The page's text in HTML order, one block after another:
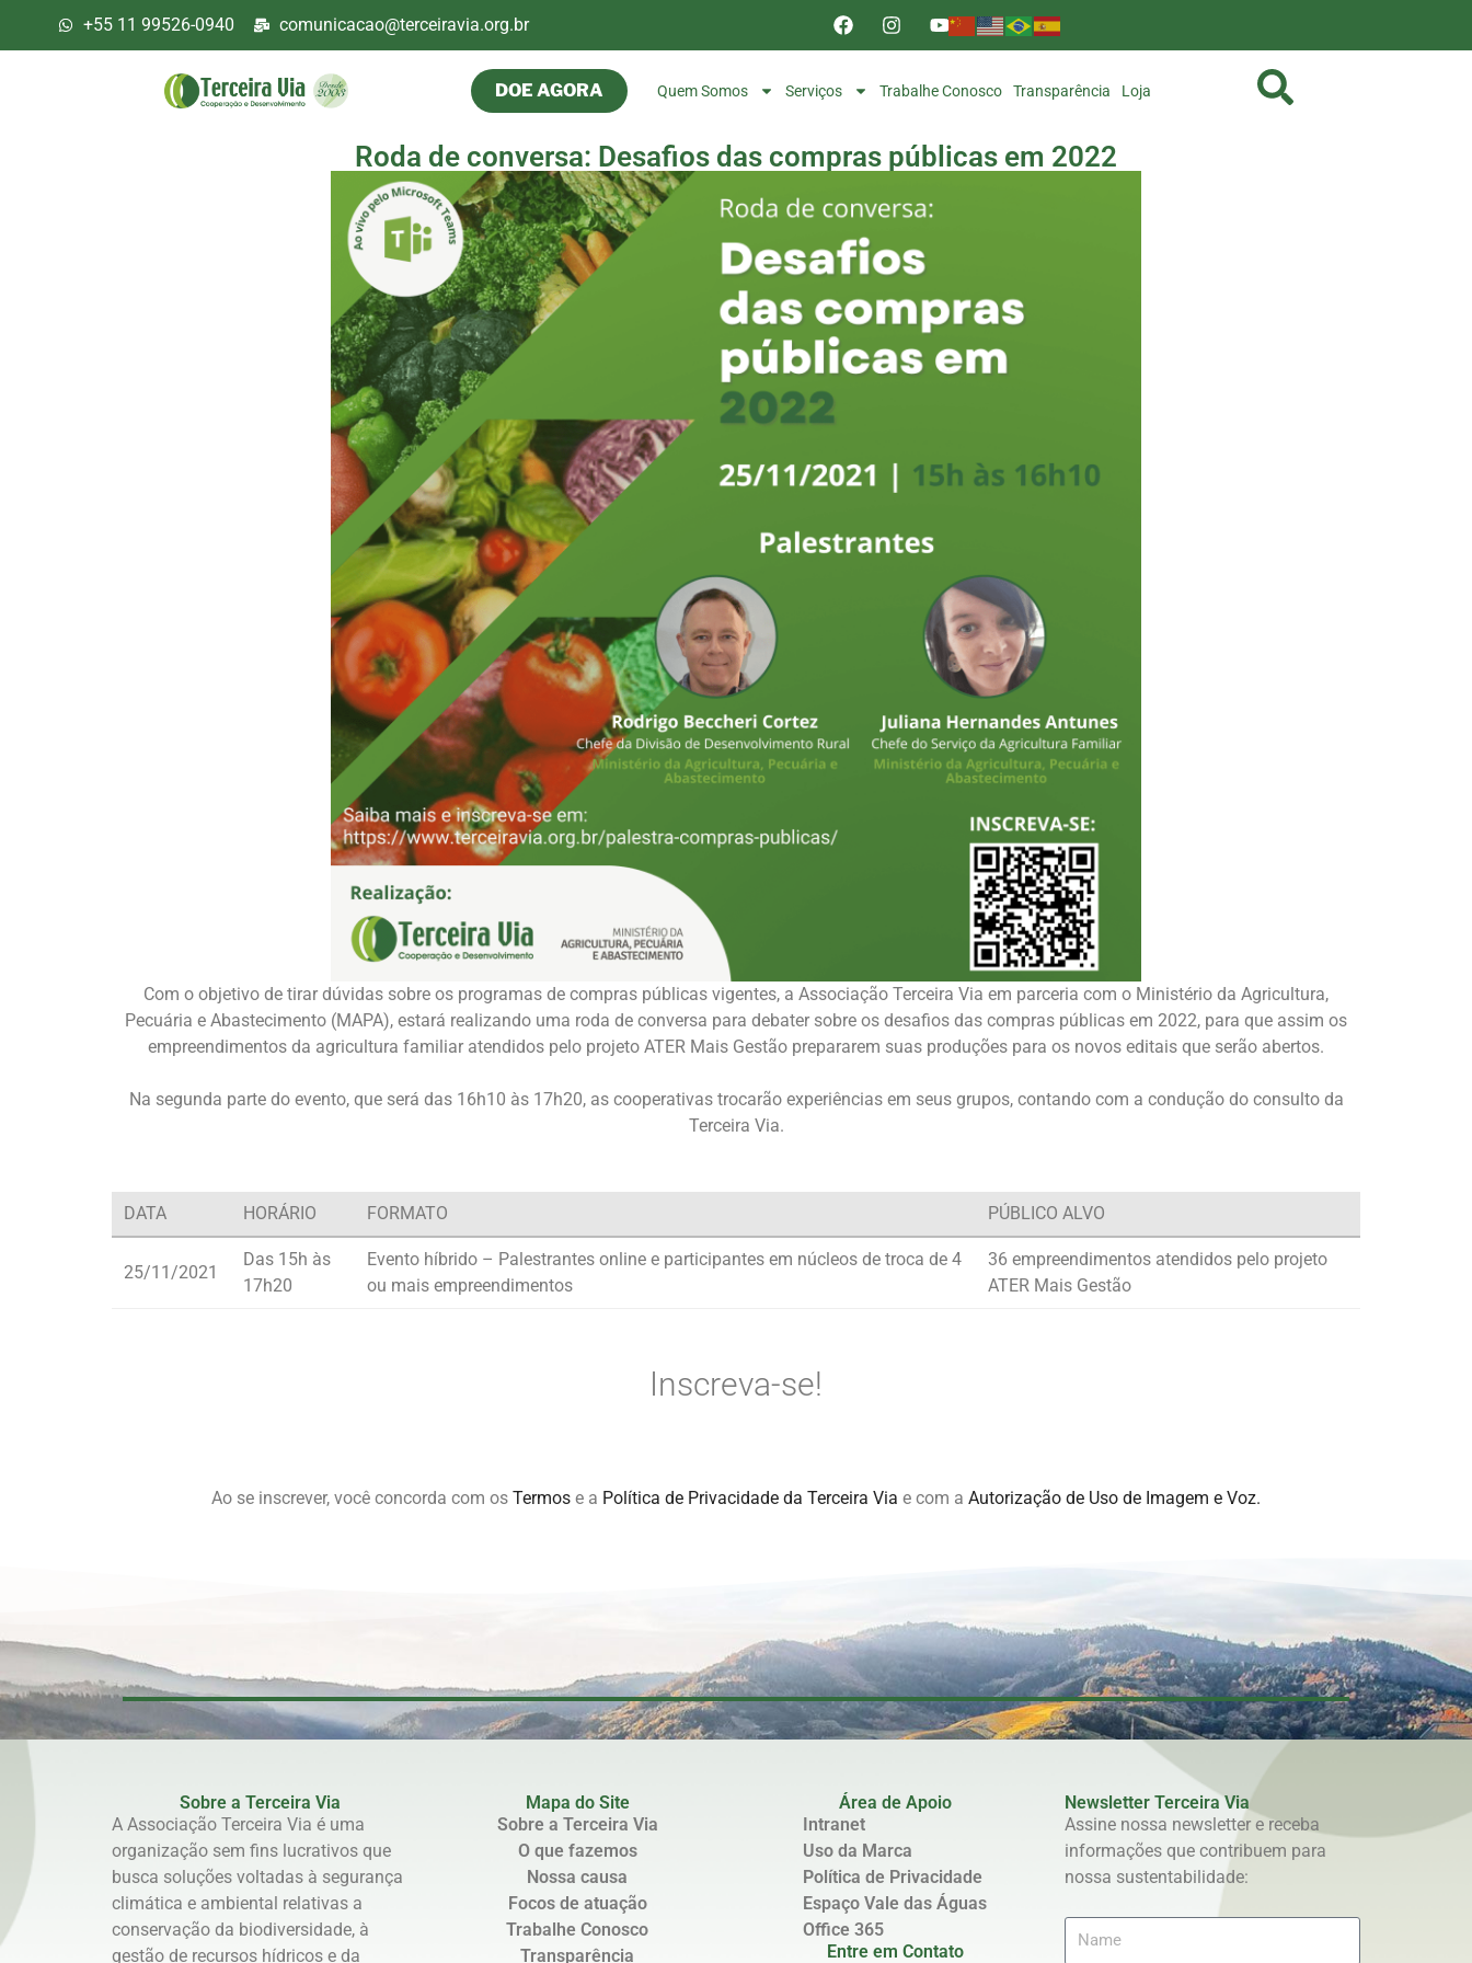
+55 11 99526-0940 comunicacao@terceiravia.org.br
DOE AGORA Quem Somos Serviços Trabalhe Conosco Transparência Loja
Roda de conversa: Desafios das compras públicas em 2022
Com o objetivo de tirar dúvidas sobre os programas de compras públicas vigentes, a Associação Terceira Via em parceria com o Ministério da Agricultura,
Pecuária e Abastecimento (MAPA), estará realizando uma roda de conversa para debater sobre os desafios das compras públicas em 2022, para que assim os
empreendimentos da agricultura familiar atendidos pelo projeto ATER Mais Gestão prepararem suas produções para os novos editais que serão abertos.
Na segunda parte do evento, que será das 16h10 às 17h20, as cooperativas trocarão experiências em seus grupos, contando com a condução do consulto da
Terceira Via.
DATA HORÁRIO FORMATO PÚBLICO ALVO
25/11/2021
Das 15h às
17h20
Evento híbrido – Palestrantes online e participantes em núcleos de troca de 4
ou mais empreendimentos
36 empreendimentos atendidos pelo projeto
ATER Mais Gestão
Inscreva-se!
Ao se inscrever, você concorda com os Termos e a Política de Privacidade da Terceira Via e com a Autorização de Uso de Imagem e Voz.
Sobre a Terceira Via
A Associação Terceira Via é uma
organização sem fins lucrativos que
busca soluções voltadas à segurança
climática e ambiental relativas a
conservação da biodiversidade, à
gestão de recursos hídricos e da
Mapa do Site
Sobre a Terceira Via
O que fazemos
Nossa causa
Focos de atuação
Trabalhe Conosco
Transparência
Área de Apoio
Intranet
Uso da Marca
Política de Privacidade
Espaço Vale das Águas
Office 365
Entre em Contato
Newsletter Terceira Via
Assine nossa newsletter e receba
informações que contribuem para
nossa sustentabilidade: